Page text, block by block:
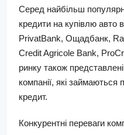
Серед найбільш
кредити на купівлю авто
PrivatBank, Ощадбанк,
Credit Agricole Bank,
ринку також
компанії, які
кредит.
Конкурентні переваги